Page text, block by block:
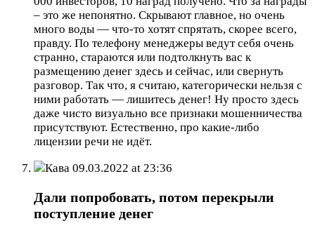
– это же непонятно. Скрывают главное, но очень
много воды — что-то хотят спрятать, скорее всего,
правду. По телефону менеджеры ведут себя очень
странно, стараются или подтолкнуть вас к
размещению денег здесь и сейчас, или свернуть
разговор. Так что, я считаю, категорически нельзя с
ними работать — лишитесь денег! Ну просто здесь
даже чисто визуально все признаки мошенничества
присутствуют. Естественно, про какие-либо
лицензии речи не идёт.
Кава 09.03.2022 at 23:36
Дали попробовать, потом перекрыли
поступление денег